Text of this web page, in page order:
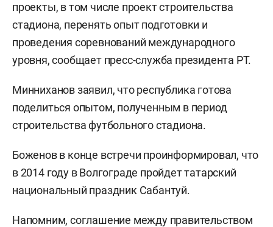
проекты, в том числе проект строительства
стадиона, перенять опыт подготовки и
проведения соревнований международного
уровня, сообщает пресс-служба президента РТ.
Минниханов заявил, что республика готова
поделиться опытом, полученным в период
строительства футбольного стадиона.
Боженов в конце встречи проинформировал, что
в 2014 году в Волгограде пройдет татарский
национальный праздник Сабантуй.
Напомним, соглашение между правительством